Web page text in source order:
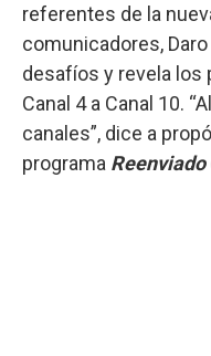
referentes de la
comunicadores,
desafíos y revela los
Canal 4 a Canal 10.
canales”, dice a
programa Reenviado